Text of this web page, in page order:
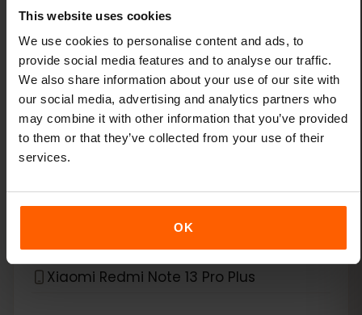
This website uses cookies
We use cookies to personalise content and ads, to
provide social media features and to analyse our traffic.
We also share information about your use of our site with
our social media, advertising and analytics partners who
may combine it with other information that you’ve provided
to them or that they’ve collected from your use of their
services.
OK
Xiaomi 14 Pro
Xiaomi 14T
Xiaomi 14T Pro
Xiaomi 15
Xiaomi Redmi Note 11 Pro 5G
Xiaomi Redmi Note 13 Pro
Xiaomi Redmi Note 13 Pro Plus